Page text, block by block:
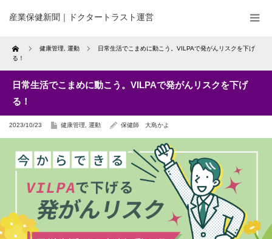
産業保健新聞｜ドクタートラスト運営
Home 健康管理 運動
日常生活でこまめに動こう。VILPAで発がんリスクを下げ
る！
日常生活でこまめに動こう。VILPAで発がんリスクを下げ
る！
2023/10/23 健康管理 運動 保健師 大島かよ